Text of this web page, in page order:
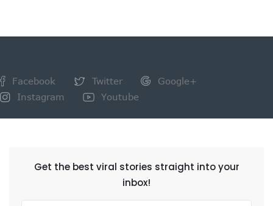
Facebook Twitter
Google+
Instagram
Youtube
Get the best viral stories straight into your
inbox!